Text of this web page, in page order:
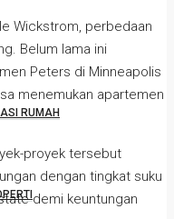
RUMAH
Wickstrom, perbedaan
Belum lama ini
Peters di Minneapolis
menemukan apartemen
proyek tersebut
dengan tingkat suku
demi keuntungan